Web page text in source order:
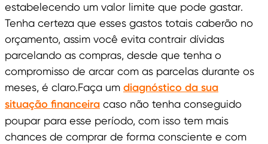
estabelecendo um valor limite que pode gastar.
Tenha certeza que esses gastos totais caberão no
orçamento, assim você evita contrair dívidas
parcelando as compras, desde que tenha o
compromisso de arcar com as parcelas durante os
meses, é claro.Faça um diagnóstico da sua
situação financeira caso não tenha conseguido
poupar para esse período, com isso tem mais
chances de comprar de forma consciente e com